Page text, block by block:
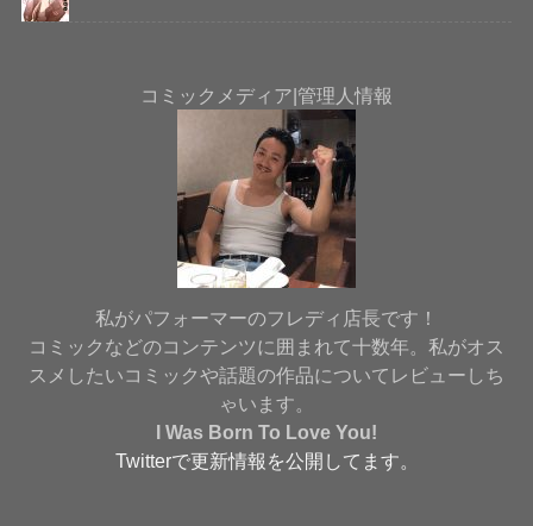
コミックメディア|管理人情報
私がパフォーマーのフレディ店長です！
コミックなどのコンテンツに囲まれて十数年。私がオス
スメしたいコミックや話題の作品についてレビューしち
ゃいます。
I Was Born To Love You!
Twitterで更新情報を公開してます。